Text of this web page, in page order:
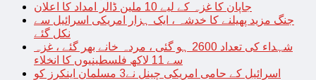
جاپان کا غزہ کے لیے 10 ملین ڈالر امداد کا اعلان
جنگ مزید پھیلنے کا خدشہ ، ایک ہزار امریکی اسرائیل سے
نکل گئے
شہداء کی تعداد 2600 ہو گئی ، مردہ خانے بھر گئے ، غزہ
سے 11 لاکھ فلسطینیوں کا انخلاء
اسرائیل کے حامی امریکی چینل نے3 مسلمان اینکرز کو